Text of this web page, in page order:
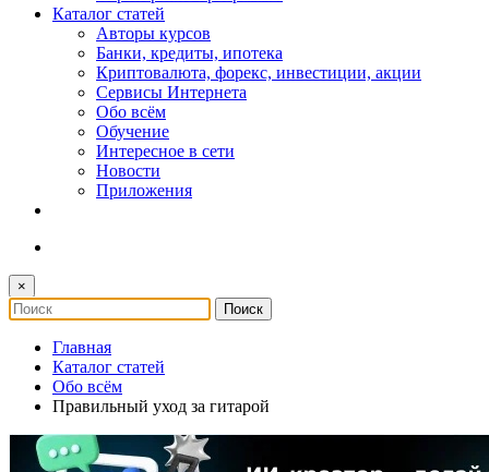
Каталог статей
Авторы курсов
Банки, кредиты, ипотека
Криптовалюта, форекс, инвестиции, акции
Сервисы Интернета
Обо всём
Обучение
Интересное в сети
Новости
Приложения
×
Главная
Каталог статей
Обо всём
Правильный уход за гитарой